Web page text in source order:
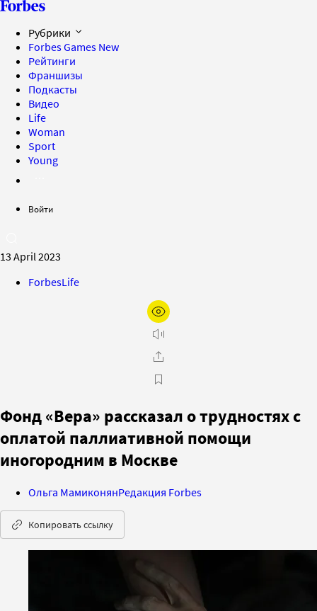
Рубрики
Forbes Games New
Рейтинги
Франшизы
Подкасты
Видео
Life
Woman
Sport
Young
Войти
13 April 2023
ForbesLife
Фонд «Вера» рассказал о трудностях с
оплатой паллиативной помощи
иногородним в Москве
Ольга МамиконянРедакция Forbes
Копировать ссылку